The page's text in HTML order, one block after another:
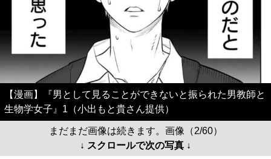
【漫画】『男として見ることができないと振られた男教師と
生物学女子』1（小出もと貴さん提供）
まだまだ画像は続きます。画像（2/60）
↓ スクロールで次の写真 ↓